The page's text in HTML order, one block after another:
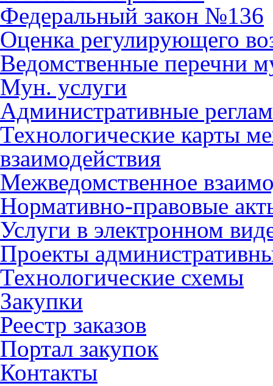
Федеральный закон №136
Оценка регулирующего
Ведомственные перечни
Мун. услуги
Административные
Технологические карты
взаимодействия
Межведомственное
Нормативно-правовые
Услуги в электронном
Проекты
Технологические схемы
Закупки
Реестр заказов
Портал закупок
Контакты